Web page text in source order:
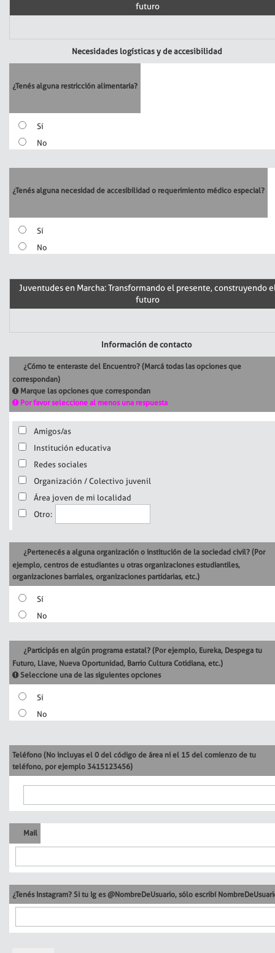
futuro
Necesidades logísticas y de accesibilidad
¿Tenés alguna restricción alimentaria?
Sí
No
¿Tenés alguna necesidad de accesibilidad o requerimiento médico especial?
Sí
No
Juventudes en Marcha: Transformando el presente, construyendo
futuro
Información de contacto
¿Cómo te enteraste del Encuentro? (Marcá todas las opciones que
correspondan)
Marque las opciones que correspondan
Por favor seleccione al menos una respuesta
Amigos/as
Institución educativa
Redes sociales
Organización / Colectivo juvenil
Área joven de mi localidad
Otro:
¿Pertenecés a alguna organización o institución de la sociedad civil? (Por
ejemplo, centros de estudiantes u otras organizaciones estudiantiles,
organizaciones barriales, organizaciones partidarias, etc.)
Sí
No
¿Participás en algún programa estatal? (Por ejemplo, Eureka, Despega tu
Futuro, Llave, Nueva Oportunidad, Barrio Cultura Cotidiana, etc.)
Seleccione una de las siguientes opciones
Sí
No
Teléfono (No incluyas el 0 del código de área ni el 15 del comienzo de tu
teléfono, por ejemplo 3415123456)
Mail
¿Tenés Instagram? Si tu Ig es @NombreDeUsuario, sólo escribí